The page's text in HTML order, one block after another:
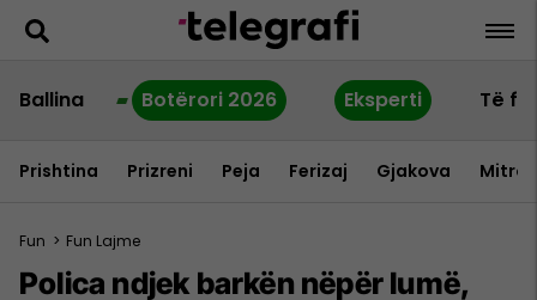
Ballina Botërori 2026 Eksperti Të
Prishtina Prizreni Peja Ferizaj Gjakova
Fun > Fun Lajme
Polica ndjek barkën nëpër lumë,